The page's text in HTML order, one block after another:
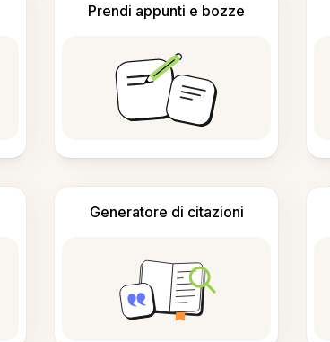
Prendi appunti e bozze
Generatore di citazioni